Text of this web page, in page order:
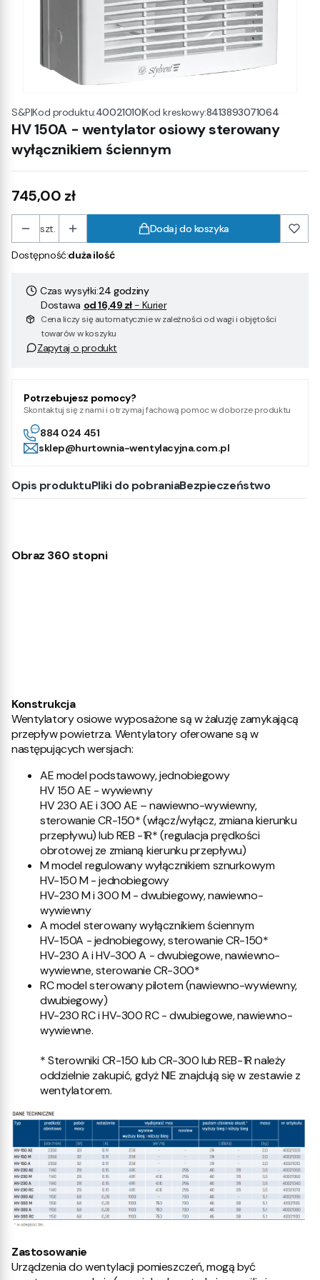
S&P|Kod produktu:40021010|Kod kreskowy:8413893071064
HV 150A - wentylator osiowy sterowany
wyłącznikiem ściennym
Cena
745,00 zł
szt. Dodaj do koszyka
Dostępność:duża ilość
Czas wysyłki:24 godziny
Dostawa od 16,49 zł - Kurier
Cena liczy się automatycznie w zależności od wagi i objętości
towarów w koszyku
Zapytaj o produkt
Potrzebujesz pomocy?
Skontaktuj się z nami i otrzymaj fachową pomoc w doborze produktu
884 024 451
sklep@hurtownia-wentylacyjna.com.pl
Opis produktuPliki do pobraniaBezpieczeństwo
Obraz 360 stopni
Konstrukcja
Wentylatory osiowe wyposażone są w żaluzję zamykającą
przepływ powietrza. Wentylatory oferowane są w
następujących wersjach:
AE model podstawowy, jednobiegowy
HV 150 AE - wywiewny
HV 230 AE i 300 AE – nawiewno-wywiewny,
sterowanie CR-150* (włącz/wyłącz, zmiana kierunku
przepływu) lub REB -1R* (regulacja prędkości
obrotowej ze zmianą kierunku przepływu)
M model regulowany wyłącznikiem sznurkowym
HV-150 M - jednobiegowy
HV-230 M i 300 M - dwubiegowy, nawiewno-
wywiewny
A model sterowany wyłącznikiem ściennym
HV-150A - jednobiegowy, sterowanie CR-150*
HV-230 A i HV-300 A - dwubiegowe, nawiewno-
wywiewne, sterowanie CR-300*
RC model sterowany pilotem (nawiewno-wywiewny,
dwubiegowy)
HV-230 RC i HV-300 RC - dwubiegowe, nawiewno-
wywiewne.
* Sterowniki CR-150 lub CR-300 lub REB-1R należy
oddzielnie zakupić, gdyż NIE znajdują się w zestawie z
wentylatorem.
Zastosowanie
Urządzenia do wentylacji pomieszczeń, mogą być